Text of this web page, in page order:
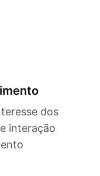
dos
interação